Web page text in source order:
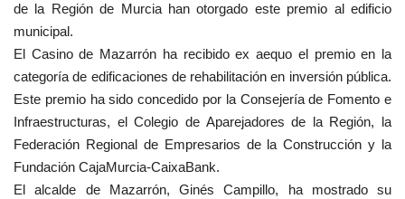
Empresas
de la Región de Murcia han otorgado este premio al edificio
municipal.
El Casino de Mazarrón ha recibido ex aequo el premio en la
categoría de edificaciones de rehabilitación en inversión pública.
Este premio ha sido concedido por la Consejería de Fomento e
Infraestructuras, el Colegio de Aparejadores de la Región, la
Federación Regional de Empresarios de la Construcción y la
Fundación CajaMurcia-CaixaBank.
El alcalde de Mazarrón, Ginés Campillo, ha mostrado su